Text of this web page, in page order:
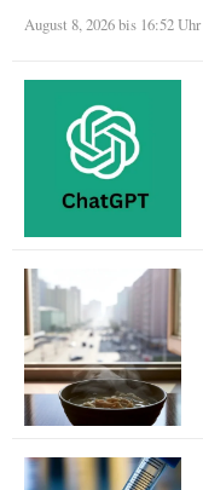
August 8, 2026 bis 16:52 Uhr